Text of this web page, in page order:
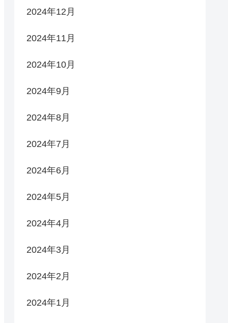
2024年12月
2024年11月
2024年10月
2024年9月
2024年8月
2024年7月
2024年6月
2024年5月
2024年4月
2024年3月
2024年2月
2024年1月